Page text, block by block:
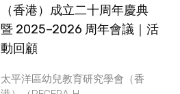
（香港）成立二十周年慶典
暨 2025–2026 周年會議｜活
動回顧
太平洋區幼兒教育研究學會（香